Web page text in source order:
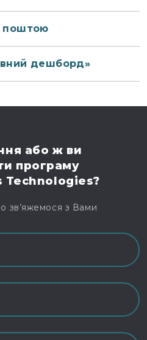
поштою
дешборд»
або ж ви
програму
Technologies?
зв’яжемося з Вами